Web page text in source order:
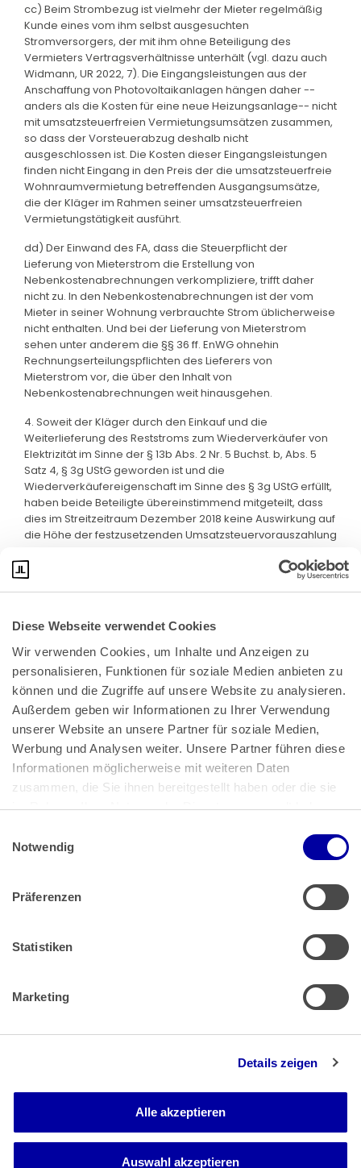
Diese Webseite verwendet Cookies
Wir verwenden Cookies, um Inhalte und Anzeigen zu
personalisieren, Funktionen für soziale Medien anbieten zu
können und die Zugriffe auf unsere Website zu analysieren.
Außerdem geben wir Informationen zu Ihrer Verwendung
unserer Website an unsere Partner für soziale Medien,
Werbung und Analysen weiter. Unsere Partner führen diese
Informationen möglicherweise mit weiteren Daten
zusammen, die Sie ihnen bereitgestellt haben oder die sie
im Rahmen Ihrer Nutzung der Dienste gesammelt haben.
Impressum
Notwendig
Präferenzen
Statistiken
Marketing
Details zeigen
Alle akzeptieren
Auswahl akzeptieren
cc) Beim Strombezug ist vielmehr der Mieter regelmäßig
Kunde eines vom ihm selbst ausgesuchten
Stromversorgers, der mit ihm ohne Beteiligung des
Vermieters Vertragsverhältnisse unterhält (vgl. dazu auch
Widmann, UR 2022, 7). Die Eingangsleistungen aus der
Anschaffung von Photovoltaikanlagen hängen daher --
anders als die Kosten für eine neue Heizungsanlage-- nicht
mit umsatzsteuerfreien Vermietungsumsätzen zusammen,
so dass der Vorsteuerabzug deshalb nicht
ausgeschlossen ist. Die Kosten dieser Eingangsleistungen
finden nicht Eingang in den Preis der die umsatzsteuerfreie
Wohnraumvermietung betreffenden Ausgangsumsätze,
die der Kläger im Rahmen seiner umsatzsteuerfreien
Vermietungstätigkeit ausführt.
dd) Der Einwand des FA, dass die Steuerpflicht der
Lieferung von Mieterstrom die Erstellung von
Nebenkostenabrechnungen verkompliziere, trifft daher
nicht zu. In den Nebenkostenabrechnungen ist der vom
Mieter in seiner Wohnung verbrauchte Strom üblicherweise
nicht enthalten. Und bei der Lieferung von Mieterstrom
sehen unter anderem die §§ 36 ff. EnWG ohnehin
Rechnungserteilungspflichten des Lieferers von
Mieterstrom vor, die über den Inhalt von
Nebenkostenabrechnungen weit hinausgehen.
4. Soweit der Kläger durch den Einkauf und die
Weiterlieferung des Reststroms zum Wiederverkäufer von
Elektrizität im Sinne der § 13b Abs. 2 Nr. 5 Buchst. b, Abs. 5
Satz 4, § 3g UStG geworden ist und die
Wiederverkäufereigenschaft im Sinne des § 3g UStG erfüllt,
haben beide Beteiligte übereinstimmend mitgeteilt, dass
dies im Streitzeitraum Dezember 2018 keine Auswirkung auf
die Höhe der festzusetzenden Umsatzsteuervorauszahlung
Bundeskanzlerplatz 2
53113 Bonn
Pressemitteilungen|AGB
Impressum|Datenschutz
Muster Widerrufsformular (PDF)
Barrierefreiheit